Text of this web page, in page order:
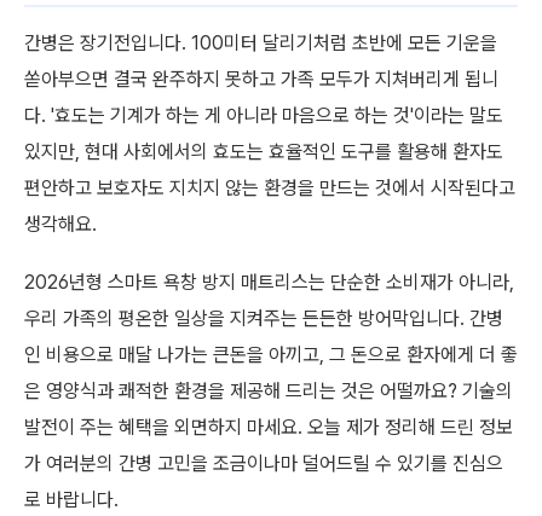
간병은 장기전입니다. 100미터 달리기처럼 초반에 모든 기운을
쏟아부으면 결국 완주하지 못하고 가족 모두가 지쳐버리게 됩니
다. '효도는 기계가 하는 게 아니라 마음으로 하는 것'이라는 말도
있지만, 현대 사회에서의 효도는 효율적인 도구를 활용해 환자도
편안하고 보호자도 지치지 않는 환경을 만드는 것에서 시작된다고
생각해요.
2026년형 스마트 욕창 방지 매트리스는 단순한 소비재가 아니라,
우리 가족의 평온한 일상을 지켜주는 든든한 방어막입니다. 간병
인 비용으로 매달 나가는 큰돈을 아끼고, 그 돈으로 환자에게 더 좋
은 영양식과 쾌적한 환경을 제공해 드리는 것은 어떨까요? 기술의
발전이 주는 혜택을 외면하지 마세요. 오늘 제가 정리해 드린 정보
가 여러분의 간병 고민을 조금이나마 덜어드릴 수 있기를 진심으
로 바랍니다.